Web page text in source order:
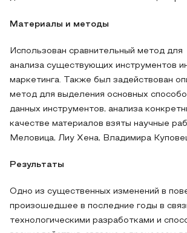
Материалы и методы
Использован сравнительный метод для
анализа существующих инструментов
маркетинга. Также был задействован
метод для выделения основных
данных инструментов, анализа
качестве материалов взяты научные
Меловица, Лиу Хена, Владимира
Результаты
Одно из существенных изменений в
произошедшее в последние годы в
технологическими разработками и